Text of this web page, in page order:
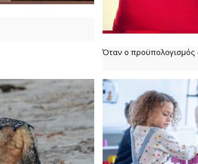
Όταν ο προϋπολογισμός